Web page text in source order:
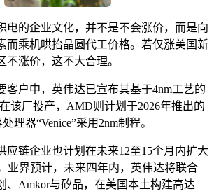
电的企业文化，并不是不会涨价，而是向
而乘机哄抬晶圆代工价格。若仅涨美国新
不涨价，这不大合理。
客户中，英伟达已宣布其基于4nm工艺的
该厂投产，AMD则计划于2026年推出的
理器“Venice”采用2nm制程。
应链企业也计划在未来12至15个月内扩大
业界预计，未来四年内，英伟达将联合
、Amkor与矽品，在美国本土构建高达